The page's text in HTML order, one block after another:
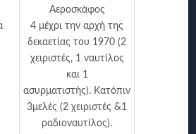
Αεροσκάφος
4 μέχρι την αρχή της
δεκαετίας του 1970 (2
χειριστές, 1 ναυτίλος
και 1
ασυρματιστής). Κατόπιν
3μελές (2 χειριστές &1
ραδιοναυτίλος).